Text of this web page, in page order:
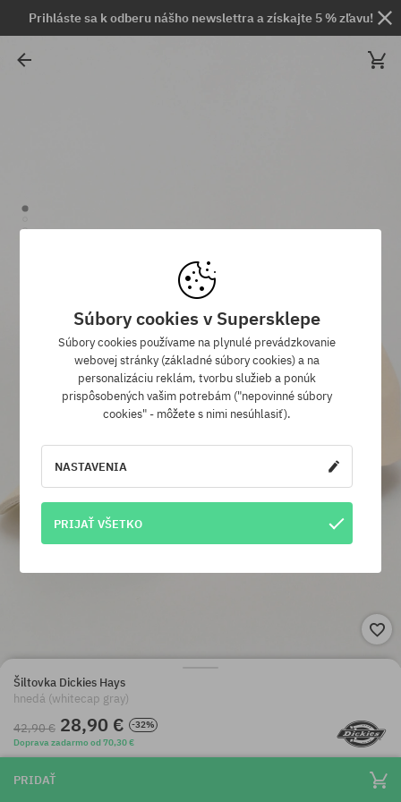
Prihláste sa k odberu nášho newslettra a získajte 5 % zľavu!
Šiltovka Dickies Hays
hnedá (whitecap gray)
42,90 € 28,90 €
-32%
Doprava zadarmo od 70,30 €
PRIDAŤ
Súbory cookies v Supersklepe
Súbory cookies používame na plynulé prevádzkovanie
webovej stránky (základné súbory cookies) a na
personalizáciu reklám, tvorbu služieb a ponúk
prispôsobených vašim potrebám ("nepovinné súbory
cookies" - môžete s nimi nesúhlasiť).
NASTAVENIA
PRIJAŤ VŠETKO